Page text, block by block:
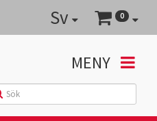
0
Sv
MENY